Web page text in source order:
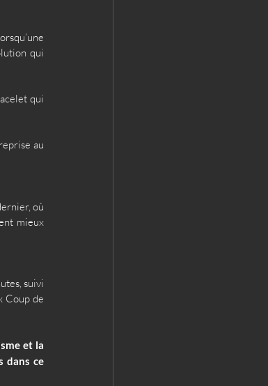
qui
qui
au
où
mieux
suivi
Coup de
et la
dans ce